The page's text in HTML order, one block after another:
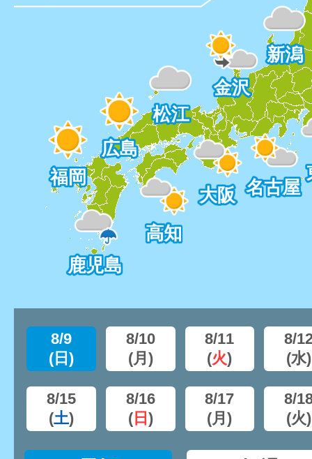
8/9
(日 )
8/10
(月 )
8/11
(火)
8/
(水)
8/15
(土)
8/16
(日 )
8/17
(月)
8/
(火)